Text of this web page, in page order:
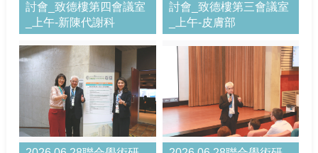
討會_致德樓第四會議室
_上午-新陳代謝科
討會_致德樓第三會議室
_上午-皮膚部